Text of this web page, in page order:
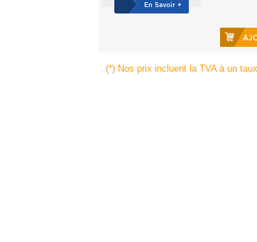
En Savoir +
(*) Nos prix incluent la TVA à un